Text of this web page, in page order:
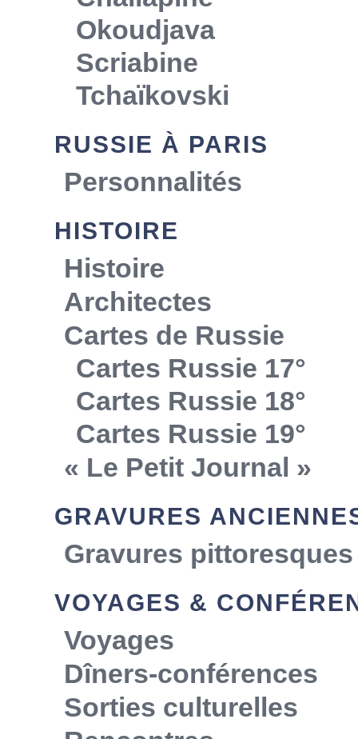
Okoudjava
Scriabine
Tchaïkovski
RUSSIE À PARIS
Personnalités
HISTOIRE
Histoire
Architectes
Cartes de Russie
Cartes Russie 17°
Cartes Russie 18°
Cartes Russie 19°
« Le Petit Journal »
GRAVURES
Gravures pittoresques
VOYAGES &
Voyages
Dîners-conférences
Sorties culturelles